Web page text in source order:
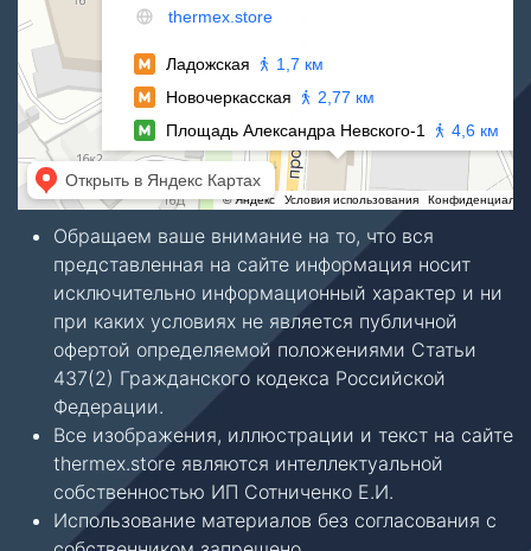
Обращаем ваше внимание на то, что вся
представленная на сайте информация носит
исключительно информационный характер и ни
при каких условиях не является публичной
офертой определяемой положениями Статьи
437(2) Гражданского кодекса Российской
Федерации.
Все изображения, иллюстрации и текст на сайте
thermex.store являются интеллектуальной
собственностью ИП Сотниченко Е.И.
Использование материалов без согласования с